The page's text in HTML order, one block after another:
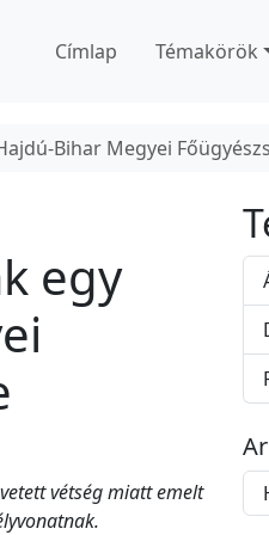
Címlap Témakörök
Bihar Megyei
egy
vétség miatt emelt
r